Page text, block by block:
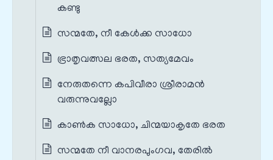
കണ്ടു
സന്മതേ, നീ കേൾക്ക സാധോ
ഭ്രാതൃവത്സല ഭരത, സത്യമേവം
നേരുതന്നെ കപിവീരാ ശ്രീരാമൻ
വരുന്നുവല്ലോ
കാൺക സാധോ, ചിന്മയാകൃതേ ഭരത
സന്മതേ നീ വാനരപുംഗവ, തേരിൽ